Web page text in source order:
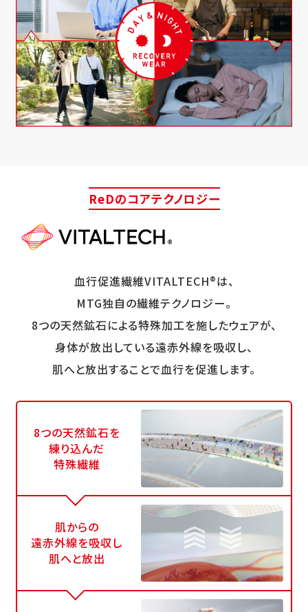
ReDのコアテクノロジー
MTG独自の繊維テクノロジー。
8つの天然鉱石による特殊加工を施したウェアが、
身体が放出している遠赤外線を吸収し、
肌へと放出することで血行を促進します。
練り込んだ
特殊繊維
遠赤外線を吸収し
肌へと放出